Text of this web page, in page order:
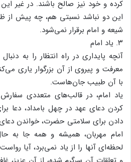
کرده و خود نیز صالح باشند. در غیر
این دو نباشد نسبتی هم، چه پیش از
شیعه و امام برقرار نمی‌شود.
۳. یاد امام
آنچه پایداری در راه انتظار را به
معرفت و پیروی از آن بزرگوار یاری
با آن طبیب جان‌هاست.
یاد امام، در قالب‌های متعددی
کردن دعای عهد در چهل بامداد، دعا
دادن برای سلامتی حضرت، خواندن
امام مهربان، همیشه و همه جا به
لحظه‌ای آنها را از یاد نمی‌برد، آیا